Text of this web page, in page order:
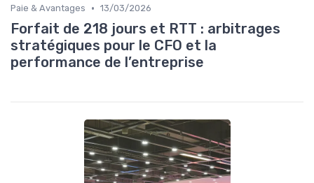
Paie & Avantages • 13/03/2026
Forfait de 218 jours et RTT : arbitrages
stratégiques pour le CFO et la
performance de l’entreprise